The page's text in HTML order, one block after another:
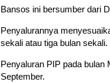
Bansos ini bersumber dari
Penyalurannya
sekali atau tiga bulan sekali.
Penyaluran PIP pada bulan
September.